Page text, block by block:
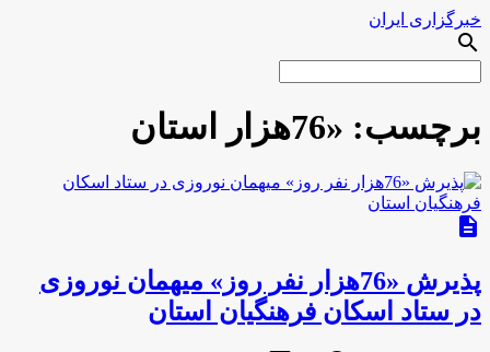
خبرگزاری ایران
search
برچسب: «76هزار استان
description
پذیرش «76هزار نفر روز» میهمان نوروزی
در ستاد اسکان فرهنگیان استان